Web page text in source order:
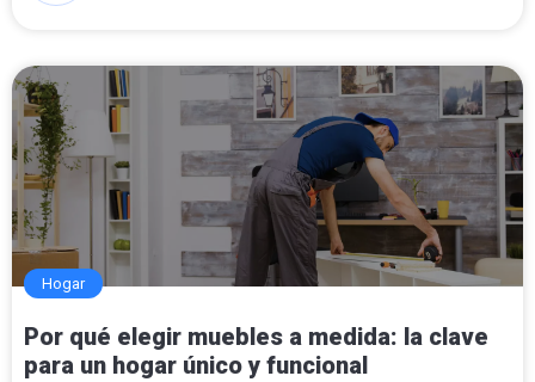
Hogar
Por qué elegir muebles a medida: la clave
para un hogar único y funcional